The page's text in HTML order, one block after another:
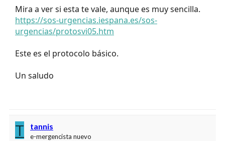
Mira a ver si esta te vale, aunque es muy sencilla.
https://sos-urgencias.iespana.es/sos-
urgencias/protosvi05.htm
Este es el protocolo básico.
Un saludo
T tannis
e-mergencista nuevo